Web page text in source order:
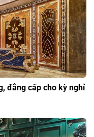
đẳng cấp cho kỳ nghỉ